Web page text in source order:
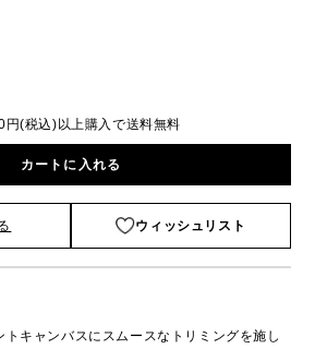
円(税込)以上購入で送料無料
カートに入れる
ウィッシュリスト
キャンバスにスムースなトリミングを施し